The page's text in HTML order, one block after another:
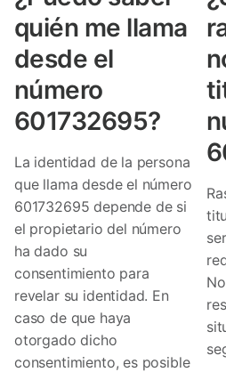
quién me llama
desde el
número
601732695?
La identidad de la persona
que llama desde el número
601732695 depende de si
el propietario del número
ha dado su
consentimiento para
revelar su identidad. En
caso de que haya
otorgado dicho
consentimiento, es posible